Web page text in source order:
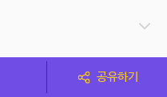
공유하기